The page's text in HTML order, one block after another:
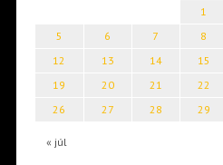
« júl
1
5
6 7 8
12
13 14 15
19
20 21 22
26
27 28 29